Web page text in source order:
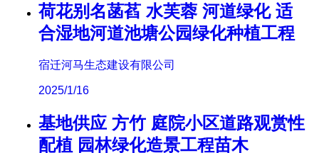
荷花别名菡萏 水芙蓉 河道绿化 适
合湿地河道池塘公园绿化种植工程
宿迁河马生态建设有限公司
2025/1/16
基地供应 方竹 庭院小区道路观赏性
配植 园林绿化造景工程苗木